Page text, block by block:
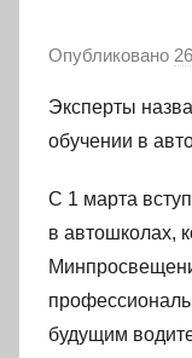
Опубликовано
Эксперты
обучении в
С 1 марта
в автошколах,
будущим